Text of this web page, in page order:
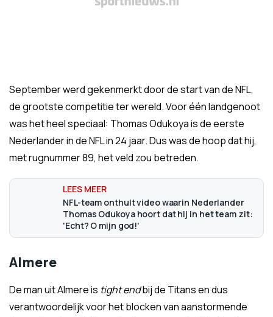
September werd gekenmerkt door de start van de NFL,
de grootste competitie ter wereld. Voor één landgenoot
was het heel speciaal: Thomas Odukoya is de eerste
Nederlander in de NFL in 24 jaar. Dus was de hoop dat hij,
met rugnummer 89, het veld zou betreden.
NFL-team onthult video waarin Nederlander
Thomas Odukoya hoort dat hij in het team zit:
'Echt? O mijn god!'
Almere
De man uit Almere is tight endbij de Titans en dus
verantwoordelijk voor het blocken van aanstormende